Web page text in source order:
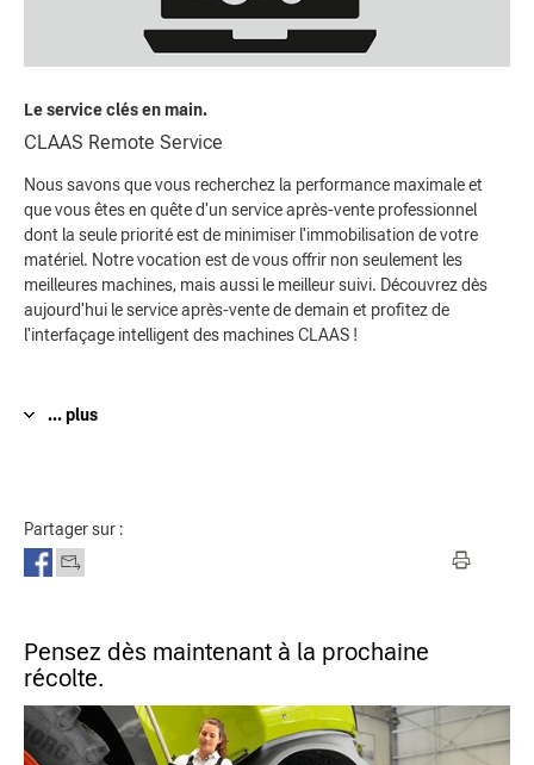
Le service clés en main.
CLAAS Remote Service
Nous savons que vous recherchez la performance maximale et
que vous êtes en quête d'un service après-vente professionnel
dont la seule priorité est de minimiser l'immobilisation de votre
matériel. Notre vocation est de vous offrir non seulement les
meilleures machines, mais aussi le meilleur suivi. Découvrez dès
aujourd'hui le service après-vente de demain et profitez de
l'interfaçage intelligent des machines CLAAS !
... plus
Partager sur :
Pensez dès maintenant à la prochaine
récolte.